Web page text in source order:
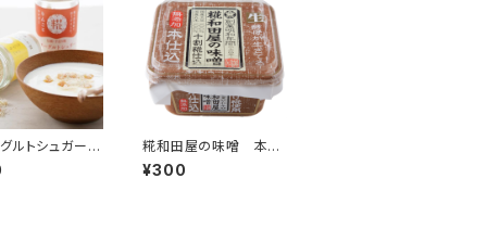
ルトシュガーパ
糀和田屋の味噌 本仕
込み
¥300